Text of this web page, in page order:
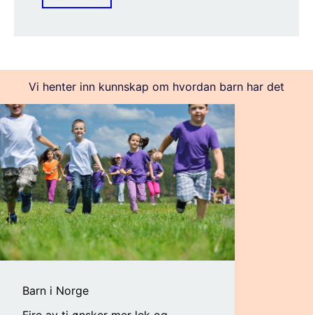
Vi henter inn kunnskap om hvordan barn har det
Barn i Norge